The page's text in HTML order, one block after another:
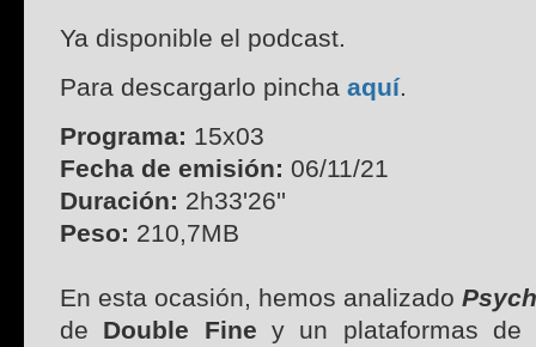
Ya disponible el podcast.
Para descargarlo pincha aquí.
Programa: 15x03
Fecha de emisión: 06/11/21
Duración: 2h33'26''
Peso: 210,7MB
En esta ocasión, hemos analizado
de Double Fine y un plataformas de